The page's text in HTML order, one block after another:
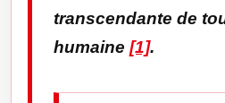
transcendante de
humaine [1].